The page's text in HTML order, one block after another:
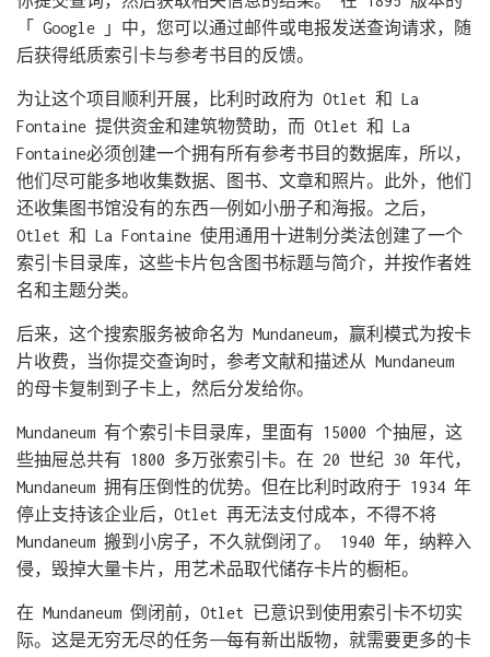
「 Google 」中，您可以通过邮件或电报发送查询请求，随
后获得纸质索引卡与参考书目的反馈。
为让这个项目顺利开展，比利时政府为 Otlet 和 La
Fontaine 提供资金和建筑物赞助，而 Otlet 和 La
Fontaine必须创建一个拥有所有参考书目的数据库，所以，
他们尽可能多地收集数据、图书、文章和照片。此外，他们
还收集图书馆没有的东西——例如小册子和海报。之后，
Otlet 和 La Fontaine 使用通用十进制分类法创建了一个
索引卡目录库，这些卡片包含图书标题与简介，并按作者姓
名和主题分类。
后来，这个搜索服务被命名为 Mundaneum，赢利模式为按卡
片收费，当你提交查询时，参考文献和描述从 Mundaneum
的母卡复制到子卡上，然后分发给你。
Mundaneum 有个索引卡目录库，里面有 15000 个抽屉，这
些抽屉总共有 1800 多万张索引卡。在 20 世纪 30 年代，
Mundaneum 拥有压倒性的优势。但在比利时政府于 1934 年
停止支持该企业后，Otlet 再无法支付成本，不得不将
Mundaneum 搬到小房子，不久就倒闭了。 1940 年，纳粹入
侵，毁掉大量卡片，用艺术品取代储存卡片的橱柜。
在 Mundaneum 倒闭前，Otlet 已意识到使用索引卡不切实
际。这是无穷无尽的任务——每有新出版物，就需要更多的卡